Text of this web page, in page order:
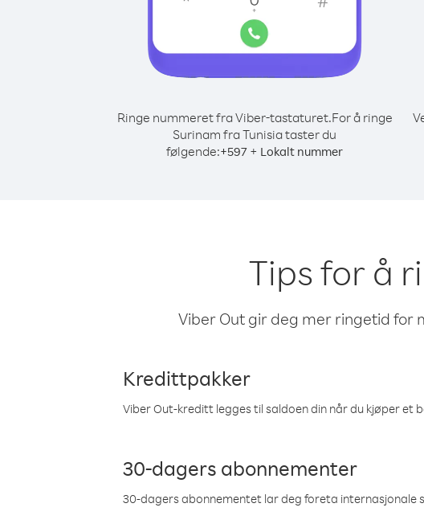
Ringe nummeret fra Viber-tastaturet.For å ringe
Surinam fra Tunisia taster du
følgende:+597 + Lokalt nummer
Tips for å
Viber Out gir deg mer ringetid for
Kredittpakker
Viber Out-kreditt legges til saldoen din når du kjøper et
30-dagers abonnementer
30-dagers abonnementet lar deg foreta internasjonale